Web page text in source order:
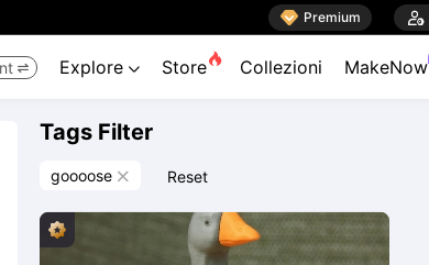
 Premium 
 Explore  Store Collezioni MakeNow
Tags Filter
goooose  Reset